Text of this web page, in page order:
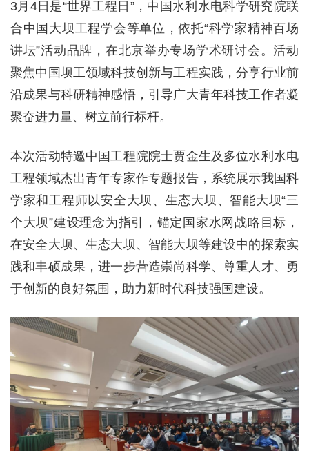
3月4日是“世界工程日”，中国水利水电科学研究院联
合中国大坝工程学会等单位，依托“科学家精神百场
讲坛”活动品牌，在北京举办专场学术研讨会。活动
聚焦中国坝工领域科技创新与工程实践，分享行业前
沿成果与科研精神感悟，引导广大青年科技工作者凝
聚奋进力量、树立前行标杆。
本次活动特邀中国工程院院士贾金生及多位水利水电
工程领域杰出青年专家作专题报告，系统展示我国科
学家和工程师以安全大坝、生态大坝、智能大坝“三
个大坝”建设理念为指引，锚定国家水网战略目标，
在安全大坝、生态大坝、智能大坝等建设中的探索实
践和丰硕成果，进一步营造崇尚科学、尊重人才、勇
于创新的良好氛围，助力新时代科技强国建设。